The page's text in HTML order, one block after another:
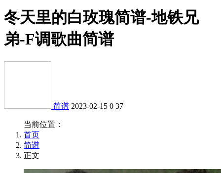
冬天里的白玫瑰简谱-地铁兄
弟-F调歌曲简谱
简谱 2023-02-15 0 37
当前位置：
首页
简谱
正文